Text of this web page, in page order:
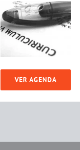
VER AGENDA